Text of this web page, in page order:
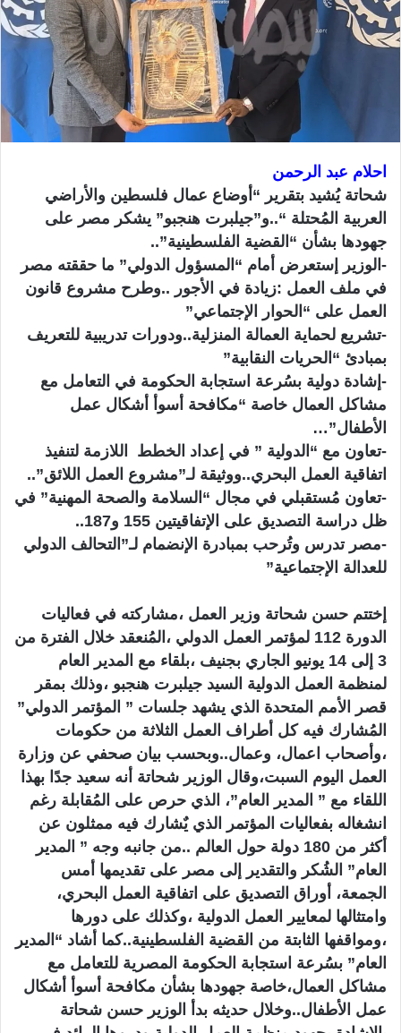
د
ا
و
ن
ي
ا
احلام عبد الرحمن
شحاتة يُشيد بتقرير “أوضاع عمال فلسطين والأراضي
العربية المُحتلة “..و”جيلبرت هنجبو” يشكر مصر على
جهودها بشأن “القضية الفلسطينية”..
-الوزير إستعرض أمام “المسؤول الدولي” ما حققته مصر
في ملف العمل :زيادة في الأجور ..وطرح مشروع قانون
العمل على “الحوار الإجتماعي”
-تشريع لحماية العمالة المنزلية..ودورات تدريبية للتعريف
بمبادئ “الحريات النقابية”
-إشادة دولية بسُرعة استجابة الحكومة في التعامل مع
مشاكل العمال خاصة “مكافحة أسوأ أشكال عمل
الأطفال”…
-تعاون مع “الدولية ” في إعداد الخطط اللازمة لتنفيذ
اتفاقية العمل البحري..ووثيقة لـ”مشروع العمل اللائق”..
-تعاون مُستقبلي في مجال “السلامة والصحة المهنية” في
ظل دراسة التصديق على الإتفاقيتين 155 و187..
-مصر تدرس وتُرحب بمبادرة الإنضمام لـ”التحالف الدولي
للعدالة الإجتماعية”
إختتم حسن شحاتة وزير العمل ،مشاركته في فعاليات
الدورة 112 لمؤتمر العمل الدولي ،المُنعقد خلال الفترة من
3 إلى 14 يونيو الجاري بجنيف ،بلقاء مع المدير العام
لمنظمة العمل الدولية السيد جيلبرت هنجبو ،وذلك بمقر
قصر الأمم المتحدة الذي يشهد جلسات ” المؤتمر الدولي”
المُشارك فيه كل أطراف العمل الثلاثة من حكومات
،وأصحاب اعمال، وعمال..وبحسب بيان صحفي عن وزارة
العمل اليوم السبت،وقال الوزير شحاتة أنه سعيد جدًا بهذا
اللقاء مع ” المدير العام”، الذي حرص على المُقابلة رغم
انشغاله بفعاليات المؤتمر الذي يٌشارك فيه ممثلون عن
أكثر من 180 دولة حول العالم ..من جانبه وجه ” المدير
العام” الشُكر والتقدير إلى مصر على تقديمها أمس
الجمعة، أوراق التصديق على اتفاقية العمل البحري،
وامتثالها لمعايير العمل الدولية ،وكذلك على دورها
،ومواقفها الثابتة من القضية الفلسطينية..كما أشاد “المدير
العام” بسُرعة استجابة الحكومة المصرية للتعامل مع
مشاكل العمال،خاصة جهودها بشأن مكافحة أسوأ أشكال
عمل الأطفال..وخلال حديثه بدأ الوزير حسن شحاتة